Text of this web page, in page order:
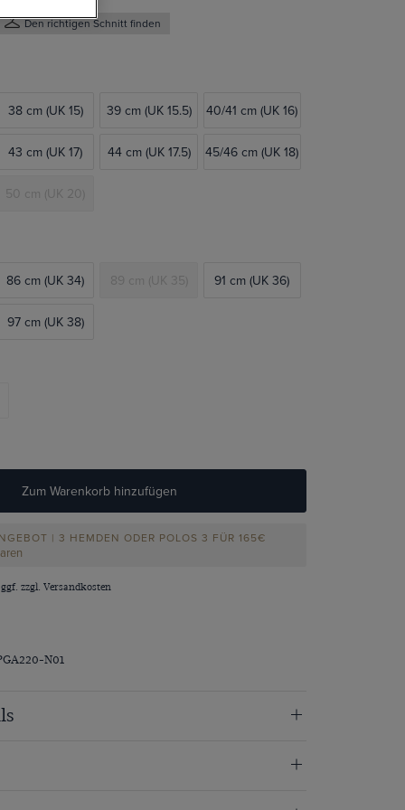
Den richtigen Schnitt finden
38 cm (UK 15) 39 cm (UK 15.5) 40/41 cm (UK 16)
43 cm (UK 17) 44 cm (UK 17.5) 45/46 cm (UK 18)
50 cm (UK 20)
86 cm (UK 34) 89 cm (UK 35) 91 cm (UK 36)
97 cm (UK 38)
Zum Warenkorb hinzufügen
| 3 HEMDEN ODER POLOS 3 FÜR 165€
zzgl. Versandkosten
N01